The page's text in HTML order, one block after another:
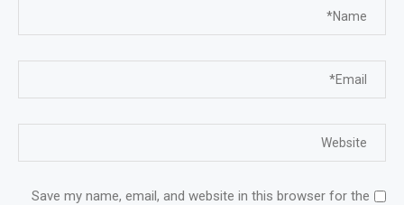
Save my name, email, and website in this browser for the